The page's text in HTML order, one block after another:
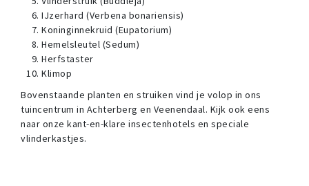
IJzerhard (Verbena bonariensis)
Koninginnekruid (Eupatorium)
Hemelsleutel (Sedum)
Herfstaster
Klimop
Bovenstaande planten en struiken vind je volop in ons
tuincentrum in Achterberg en Veenendaal. Kijk ook eens
naar onze kant-en-klare insectenhotels en speciale
vlinderkastjes.